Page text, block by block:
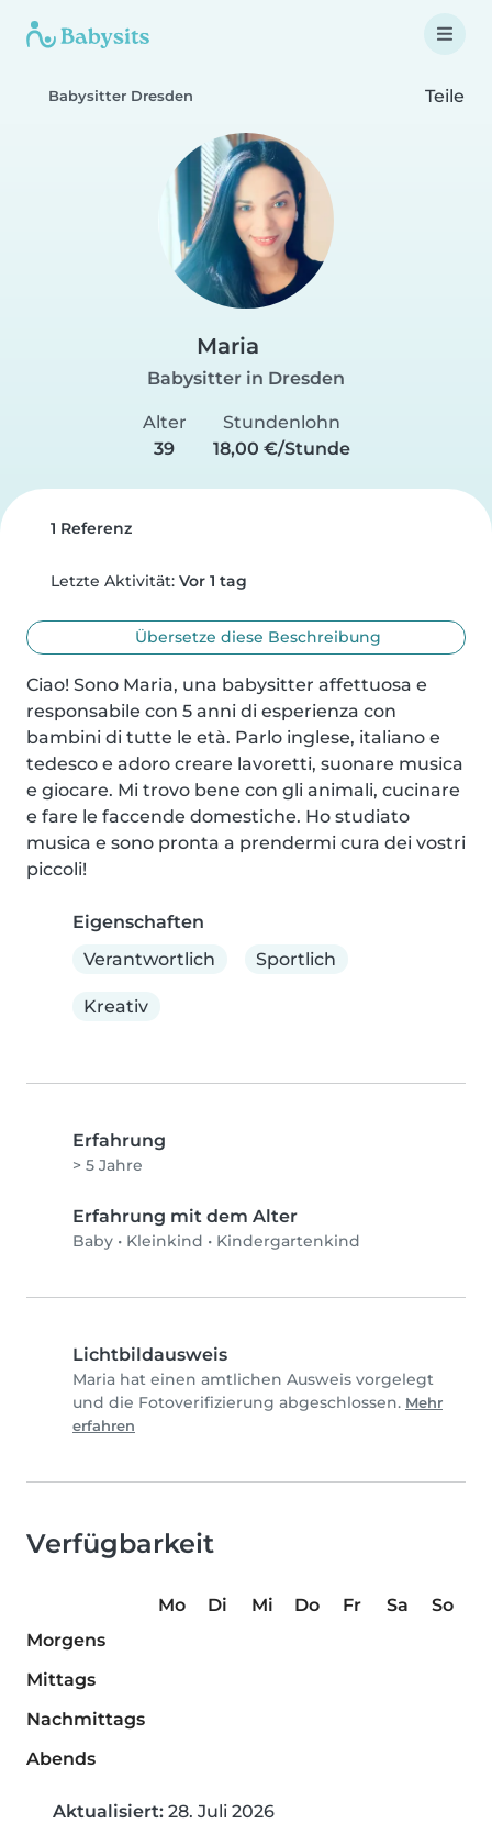
Babysitter Dresden Teile
Maria
Babysitter in Dresden
Alter
39
Stundenlohn
18,00 €/Stunde
1 Referenz
Letzte Aktivität: Vor 1 tag
Übersetze diese Beschreibung
Ciao! Sono Maria, una babysitter affettuosa e
responsabile con 5 anni di esperienza con
bambini di tutte le età. Parlo inglese, italiano e
tedesco e adoro creare lavoretti, suonare musica
e giocare. Mi trovo bene con gli animali, cucinare
e fare le faccende domestiche. Ho studiato
musica e sono pronta a prendermi cura dei vostri
piccoli!
Eigenschaften
Verantwortlich
Sportlich
Kreativ
Erfahrung
> 5 Jahre
Erfahrung mit dem Alter
Baby • Kleinkind • Kindergartenkind
Lichtbildausweis
Maria hat einen amtlichen Ausweis vorgelegt
und die Fotoverifizierung abgeschlossen. Mehr
erfahren
Verfügbarkeit
Mo Di Mi Do Fr Sa
So
Morgens
Mittags
Nachmittags
Abends
Aktualisiert: 28. Juli 2026